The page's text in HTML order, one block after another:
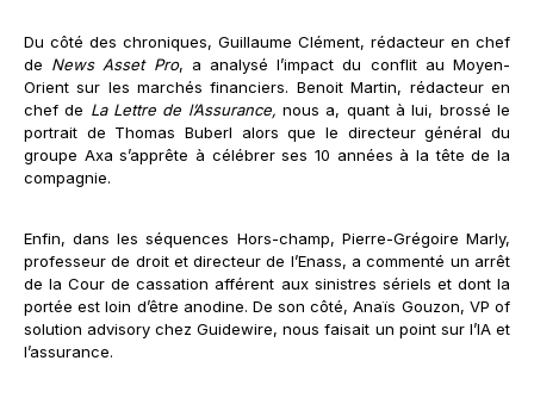
Du côté des chroniques, Guillaume Clément, rédacteur en chef
de News Asset Pro, a analysé l’impact du conflit au Moyen-
Orient sur les marchés financiers. Benoit Martin, rédacteur en
chef de La Lettre de l’Assurance, nous a, quant à lui, brossé le
portrait de Thomas Buberl alors que le directeur général du
groupe Axa s’apprête à célébrer ses 10 années à la tête de la
compagnie.
Enfin, dans les séquences Hors-champ, Pierre-Grégoire Marly,
professeur de droit et directeur de l’Enass, a commenté un arrêt
de la Cour de cassation afférent aux sinistres sériels et dont la
portée est loin d’être anodine. De son côté, Anaïs Gouzon, VP of
solution advisory chez Guidewire, nous faisait un point sur l’IA et
l’assurance.